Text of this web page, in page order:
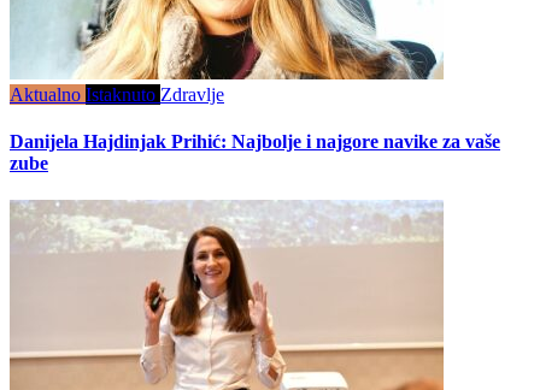
Aktualno Istaknuto Zdravlje
Danijela Hajdinjak Prihić: Najbolje i najgore navike za vaše
zube